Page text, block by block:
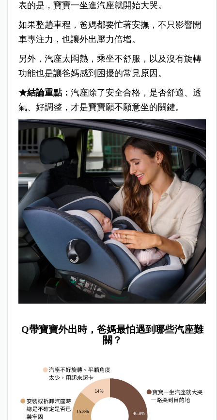
表的是，寶寶一坐進汽座就開始大哭。
如果整趟車程，爸媽都要忙著安撫，不只影響開
車專注力，也讓外出壓力倍增。
另外，汽座太悶熱，乘坐不舒服，以及沒有旋轉
功能也是讓爸媽感到困擾的常見原因。
★結論重點： 汽座除了安全合格，是否舒適、透
氣、好調整，才是寶寶願不願意坐的關鍵。
Q帶寶寶外出時，爸媽最怕遇到哪些汽座難
關？